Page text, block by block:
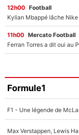
12h00 Football
11h00 Mercato Football
Formule1